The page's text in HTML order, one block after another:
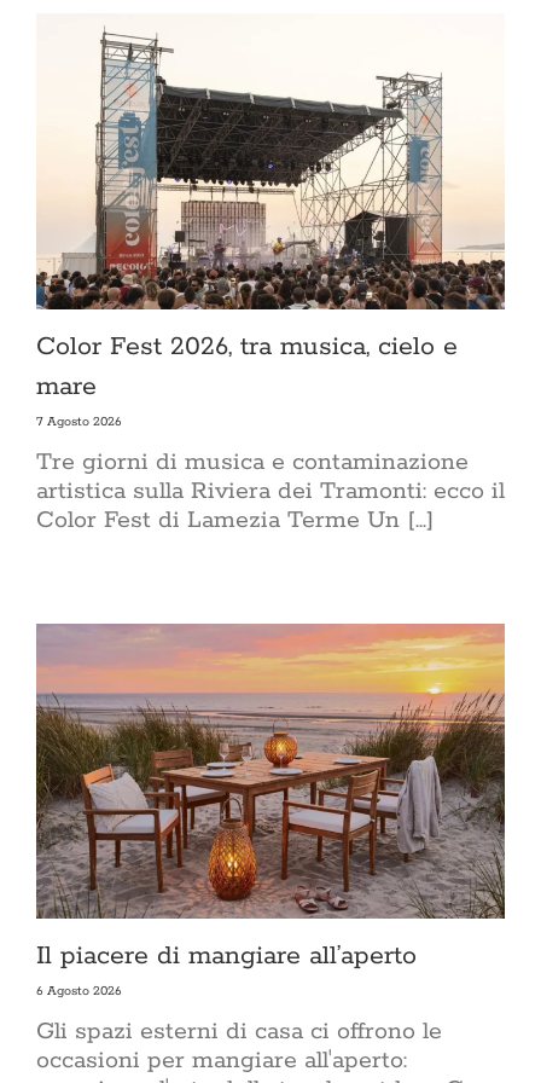
Color Fest 2026, tra musica, cielo e
mare
7 Agosto 2026
Tre giorni di musica e contaminazione
artistica sulla Riviera dei Tramonti: ecco il
Color Fest di Lamezia Terme Un [...]
Il piacere di mangiare all’aperto
6 Agosto 2026
Gli spazi esterni di casa ci offrono le
occasioni per mangiare all'aperto: